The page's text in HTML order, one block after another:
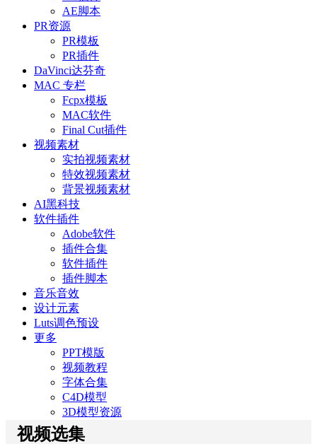
AE脚本
PR资源
PR模板
PR插件
DaVinci达芬奇
MAC 专栏
Fcpx模板
MAC软件
Final Cut插件
视频素材
实拍视频素材
特效视频素材
背景视频素材
AI黑科技
软件插件
Adobe软件
插件合集
软件插件
插件脚本
音乐音效
设计元素
Luts调色预设
更多
PPT模版
视频教程
字体合集
C4D模型
3D模型资源
视频选集